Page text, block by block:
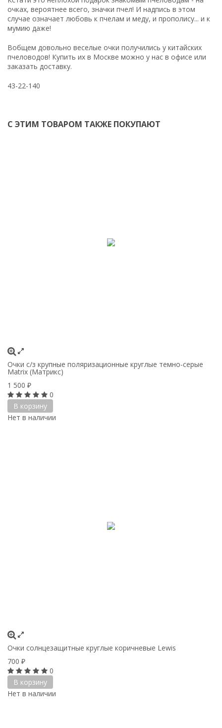
очках, вероятнее всего, значки пчел! И надпись в этом
случае означает любовь к пчелам и меду, и прополису... и к
мумию даже!
Вобщем довольно веселые очки получились у китайских
пчеловодов! Купить их в Москве можно у нас в офисе или
заказать доставку.
43-22-140
С ЭТИМ ТОВАРОМ ТАКЖЕ ПОКУПАЮТ
Очки с/з крупные поляризационные круглые темно-серые
Matrix (Матрикс)
1 500 ₽
0
В корзину
Нет в наличии
Очки солнцезащитные круглые коричневые Lewis
700 ₽
0
В корзину
Нет в наличии